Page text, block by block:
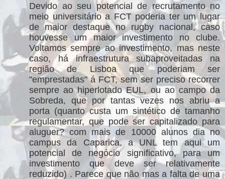
Devido ao seu potencial de recrutamento no
meio universitário a FCT poderia ter um lugar
de maior destaque no rugby nacional, caso
houvesse um maior investimento no clube.
Voltamos sempre ao investimento, mas neste
caso, há infraestrutura subaproveitadas na
região de Lisboa que poderiam ser
"emprestadas" á FCT, sem ser preciso recorrer
sempre ao hiperlotado EUL, ou ao campo da
Sobreda, que por tantas vezes nos abriu a
porta (quanto custa um sintético de tamanho
regulamentar, que pode ser capitalizado para
aluguer? com mais de 10000 alunos dia no
campus da Caparica, a UNL tem aqui um
potencial de negócio significativo, para um
investimento que deve ser relativamente
reduzido) . Parece que não mas a falta de uma